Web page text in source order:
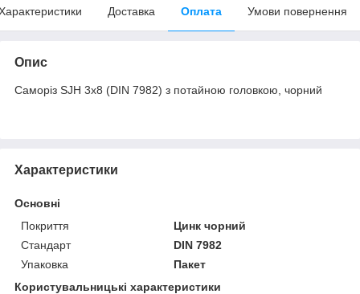
Доставка Оплата Умови повернення
Опис
Саморіз SJH 3х8 (DIN 7982) з потайною головкою, чорний
Характеристики
Основні
Покриття
Цинк чорний
Стандарт
DIN 7982
Упаковка
Пакет
Користувальницькі характеристики